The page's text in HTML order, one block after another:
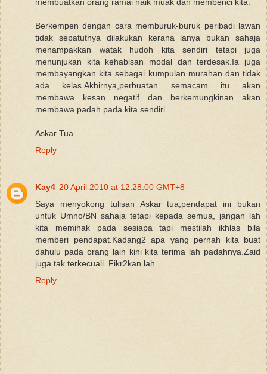
Berkempen dengan cara memburuk-buruk peribadi lawan
tidak sepatutnya dilakukan kerana ianya bukan sahaja
menampakkan watak hudoh kita sendiri tetapi juga
menunjukan kita kehabisan modal dan terdesak.Ia juga
membayangkan kita sebagai kumpulan murahan dan tidak
ada kelas.Akhirnya,perbuatan semacam itu akan
membawa kesan negatif dan berkemungkinan akan
membawa padah pada kita sendiri.
Askar Tua
Reply
Kay4 20 April 2010 at 12:28:00 GMT+8
Saya menyokong tulisan Askar tua,pendapat ini bukan
untuk Umno/BN sahaja tetapi kepada semua, jangan lah
kita memihak pada sesiapa tapi mestilah ikhlas bila
memberi pendapat.Kadang2 apa yang pernah kita buat
dahulu pada orang lain kini kita terima lah padahnya.Zaid
juga tak terkecuali. Fikr2kan lah.
Reply